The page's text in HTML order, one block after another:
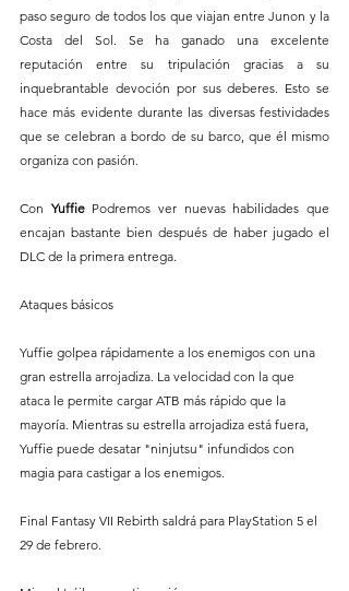
paso seguro de todos los que viajan entre Junon y la
Costa del Sol. Se ha ganado una excelente
reputación entre su tripulación gracias a su
inquebrantable devoción por sus deberes. Esto se
hace más evidente durante las diversas festividades
que se celebran a bordo de su barco, que él mismo
organiza con pasión.
Con Yuffie Podremos ver nuevas habilidades que
encajan bastante bien después de haber jugado el
DLC de la primera entrega.
Ataques básicos
Yuffie golpea rápidamente a los enemigos con una
gran estrella arrojadiza. La velocidad con la que
ataca le permite cargar ATB más rápido que la
mayoría. Mientras su estrella arrojadiza está fuera,
Yuffie puede desatar "ninjutsu" infundidos con
magia para castigar a los enemigos.
Final Fantasy VII Rebirth saldrá para PlayStation 5 el
29 de febrero.